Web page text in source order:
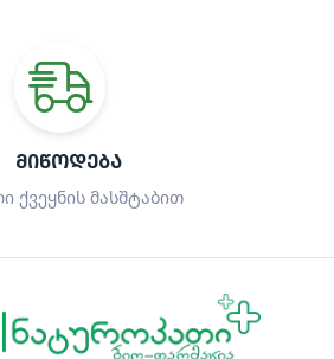
ᲛᲘᲬᲝᲓᲔᲑᲐ
ქვეყნის მასშტაბით